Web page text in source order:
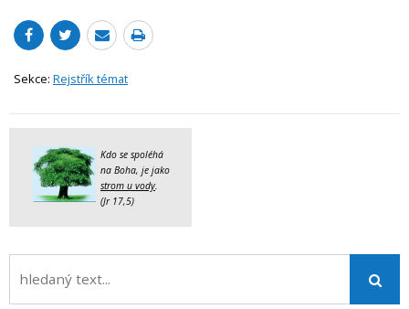
Sekce: Rejstřík témat
Kdo se spoléhá
na Boha, je jako
strom u vody.
(Jr 17,5)